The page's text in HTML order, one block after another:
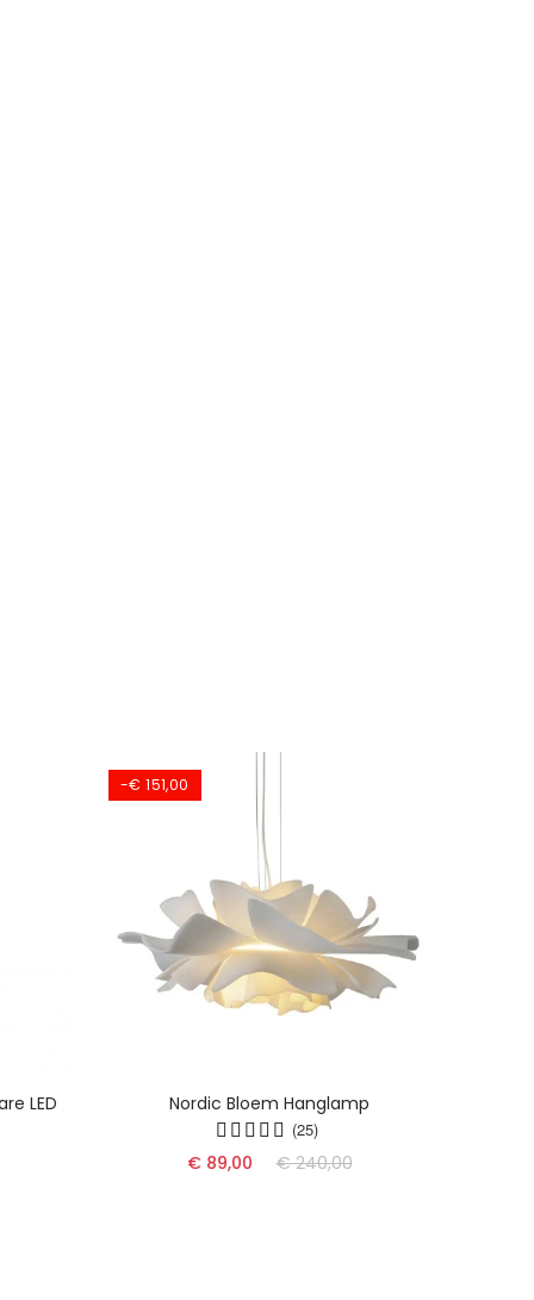
LED
-€ 151,00
Nordic Bloem Hanglamp
(25)
€ 89,00 € 240,00